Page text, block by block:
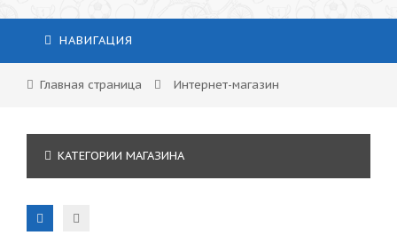
НАВИГАЦИЯ
Главная страница Интернет-магазин
КАТЕГОРИИ МАГАЗИНА